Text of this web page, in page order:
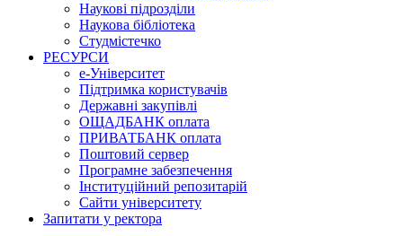
Наукові підрозділи
Наукова бібліотека
Студмістечко
РЕСУРСИ
е-Університет
Підтримка користувачів
Державні закупівлі
ОЩАДБАНК оплата
ПРИВАТБАНК оплата
Поштовий сервер
Програмне забезпечення
Інституційний репозитарій
Сайти університету
Запитати у ректора